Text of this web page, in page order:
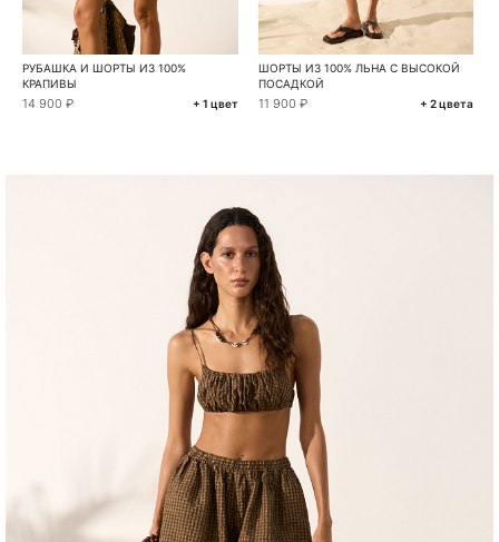
РУБАШКА И ШОРТЫ ИЗ 100%
КРАПИВЫ
14 900 ₽ + 1 цвет
ШОРТЫ ИЗ 100% ЛЬНА С ВЫСОКОЙ
ПОСАДКОЙ
11 900 ₽ + 2 цвета